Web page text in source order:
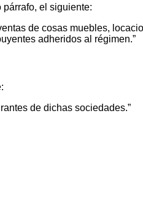
párrafo, el siguiente:
de cosas muebles,
adheridos al régimen.”
de dichas sociedades.”